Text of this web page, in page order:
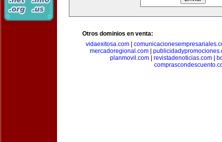
Otros dominios en venta:
vidaexitosa.com|
mercadoregional.com
planmovil.com| revistadenoticias.com|